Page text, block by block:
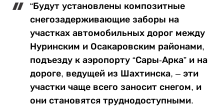
“Будут установлены композитные
снегозадерживающие заборы на
участках автомобильных дорог между
Нуринским и Осакаровским районами,
подъезду к аэропорту “Сары-Арка” и на
дороге, ведущей из Шахтинска, – эти
участки чаще всего заносит снегом, и
они становятся труднодоступными.